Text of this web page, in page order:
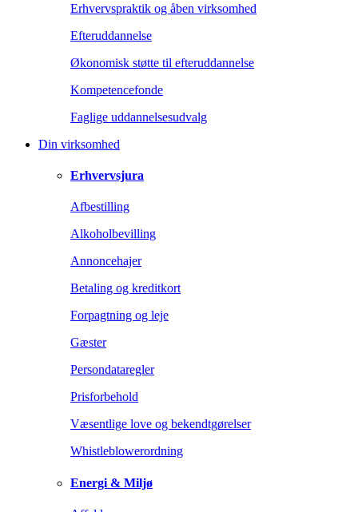
Erhvervspraktik og åben virksomhed
Efteruddannelse
Økonomisk støtte til efteruddannelse
Kompetencefonde
Faglige uddannelsesudvalg
Din virksomhed
Erhvervsjura
Afbestilling
Alkoholbevilling
Annoncehajer
Betaling og kreditkort
Forpagtning og leje
Gæster
Persondataregler
Prisforbehold
Væsentlige love og bekendtgørelser
Whistleblowerordning
Energi & Miljø